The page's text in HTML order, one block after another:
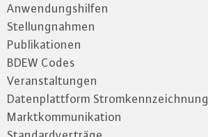
Anwendungshilfen
Stellungnahmen
Publikationen
BDEW Codes
Veranstaltungen
Datenplattform Stromkennzeichnung
Marktkommunikation